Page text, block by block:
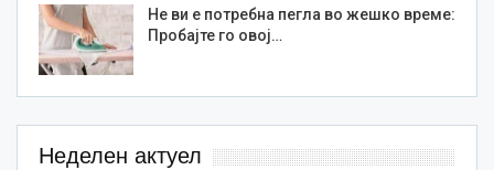
Не ви е потребна пегла во жешко време:
Пробајте го овој…
Неделен актуел